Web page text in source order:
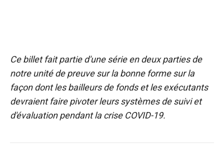
Ce billet fait partie d'une série en deux parties de
notre unité de preuve sur la bonne forme sur la
façon dont les bailleurs de fonds et les exécutants
devraient faire pivoter leurs systèmes de suivi et
d'évaluation pendant la crise COVID-19.